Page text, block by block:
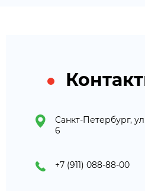
Санкт-Петербург,
6
+7 (911) 088-88-00